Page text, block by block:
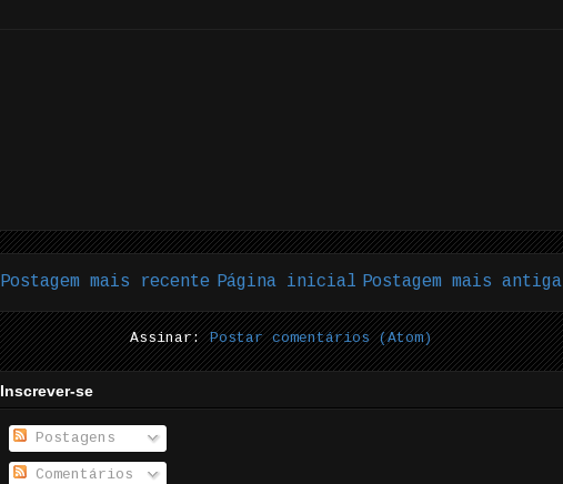
Postagem mais recente Postagem mais antiga
Página inicial
Assinar:Postar comentários (Atom)
Inscrever-se
Postagens
Comentários